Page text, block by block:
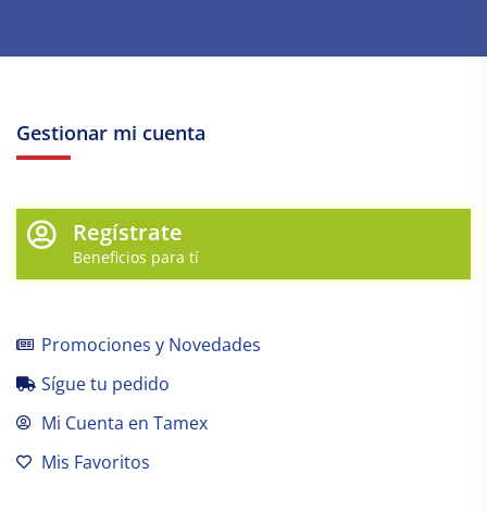
Gestionar mi cuenta
Regístrate
Beneficios para tí
Promociones y Novedades
Sígue tu pedido
Mi Cuenta en Tamex
Mis Favoritos